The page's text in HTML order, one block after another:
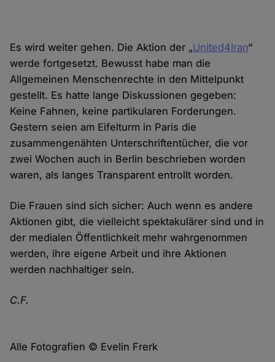
Es wird weiter gehen. Die Aktion der „United4Iran“
werde fortgesetzt. Bewusst habe man die
Allgemeinen Menschenrechte in den Mittelpunkt
gestellt. Es hatte lange Diskussionen gegeben:
Keine Fahnen, keine partikularen Forderungen.
Gestern seien am Eifelturm in Paris die
zusammengenähten Unterschriftentücher, die vor
zwei Wochen auch in Berlin beschrieben worden
waren, als langes Transparent entrollt worden.
Die Frauen sind sich sicher: Auch wenn es andere
Aktionen gibt, die vielleicht spektakulärer sind und in
der medialen Öffentlichkeit mehr wahrgenommen
werden, ihre eigene Arbeit und ihre Aktionen
werden nachhaltiger sein.
C.F.
Alle Fotografien © Evelin Frerk